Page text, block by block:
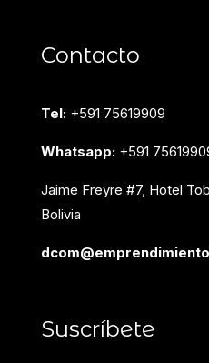
Contacto
Tel: +591 75619909
Whatsapp: +591
Jaime Freyre #7, Hotel
Bolivia
Suscríbete